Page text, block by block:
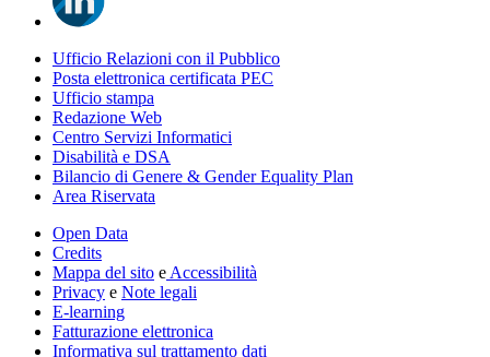
Ufficio Relazioni con il Pubblico
Posta elettronica certificata PEC
Ufficio stampa
Redazione Web
Centro Servizi Informatici
Disabilità e DSA
Bilancio di Genere & Gender Equality Plan
Area Riservata
Open Data
Credits
Mappa del sito e Accessibilità
Privacy e Note legali
E-learning
Fatturazione elettronica
Informativa sul trattamento dati